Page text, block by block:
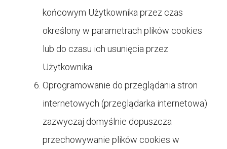
końcowym Użytkownika przez czas
określony w parametrach plików cookies
lub do czasu ich usunięcia przez
Użytkownika.
Oprogramowanie do przeglądania stron
internetowych (przeglądarka internetowa)
zazwyczaj domyślnie dopuszcza
przechowywanie plików cookies w